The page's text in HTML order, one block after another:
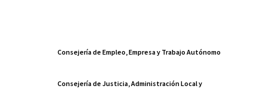
Consejería de Empleo, Empresa y Trabajo Autónomo
Consejería de Justicia, Administración Local y